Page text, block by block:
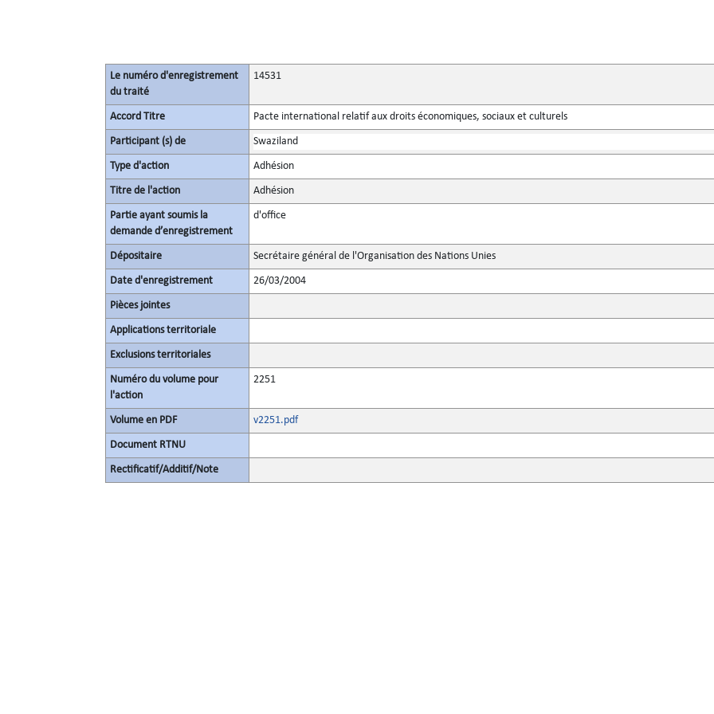
Le numéro d'enregistrement
du traité
14531
Accord Titre Pacte international relatif aux droits économiques, sociaux et culturels
Participant (s) de Swaziland
Type d'action Adhésion
Titre de l'action Adhésion
Partie ayant soumis la
demande d’enregistrement
d'office
Dépositaire Secrétaire général de l'Organisation des Nations Unies
Date d'enregistrement 26/03/2004
Pièces jointes
Applications territoriale
Exclusions territoriales
Numéro du volume pour
l'action
2251
Volume en PDF v2251.pdf
Document RTNU
Rectificatif/Additif/Note